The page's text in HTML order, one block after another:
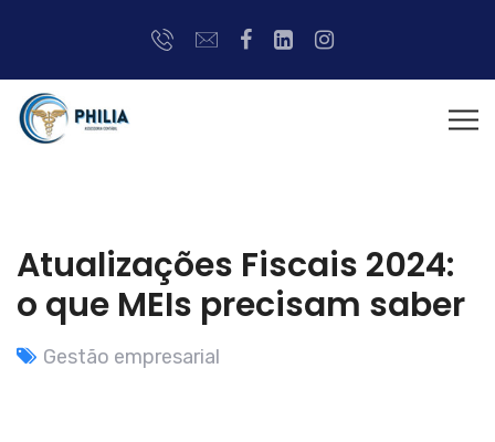
Atualizações Fiscais 2024:
o que MEIs precisam saber
Gestão empresarial